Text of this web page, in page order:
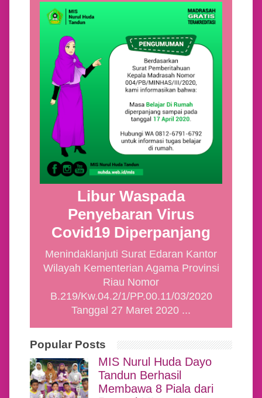
Libur Waspada
Penyebaran Virus
Covid19 Diperpanjang
Menindaklanjuti Surat Edaran Kantor
Wilayah Kementerian Agama Provinsi
Riau Nomor
B.219/Kw.04.2/1/PP.00.11/03/2020
Tanggal 27 Maret 2020 ...
Popular Posts
MIS Nurul Huda Dayo
Tandun Berhasil
Membawa 8 Piala dari